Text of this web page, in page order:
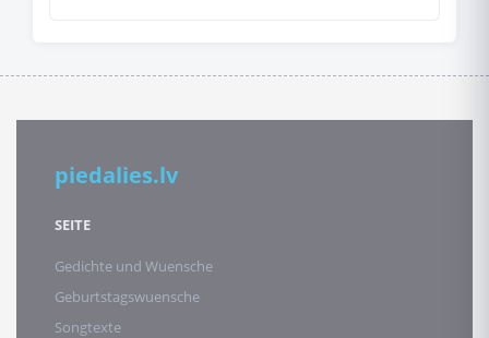
piedalies.lv
SEITE
Gedichte und Wuensche
Geburtstagswuensche
Songtexte